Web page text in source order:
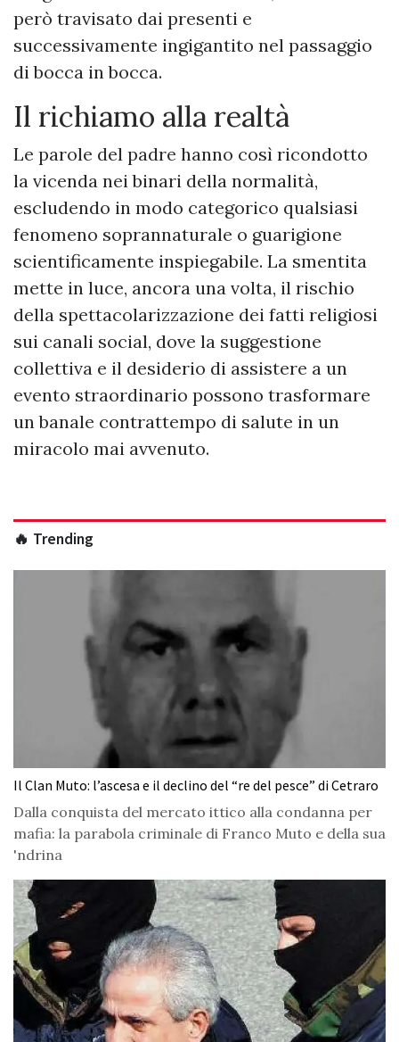
però travisato dai presenti e
successivamente ingigantito nel passaggio
di bocca in bocca.
​Il richiamo alla realtà
​Le parole del padre hanno così ricondotto
la vicenda nei binari della normalità,
escludendo in modo categorico qualsiasi
fenomeno soprannaturale o guarigione
scientificamente inspiegabile. La smentita
mette in luce, ancora una volta, il rischio
della spettacolarizzazione dei fatti religiosi
sui canali social, dove la suggestione
collettiva e il desiderio di assistere a un
evento straordinario possono trasformare
un banale contrattempo di salute in un
miracolo mai avvenuto.
🔥 Trending
Il Clan Muto: l’ascesa e il declino del “re del pesce” di Cetraro
Dalla conquista del mercato ittico alla condanna per
mafia: la parabola criminale di Franco Muto e della sua
'ndrina